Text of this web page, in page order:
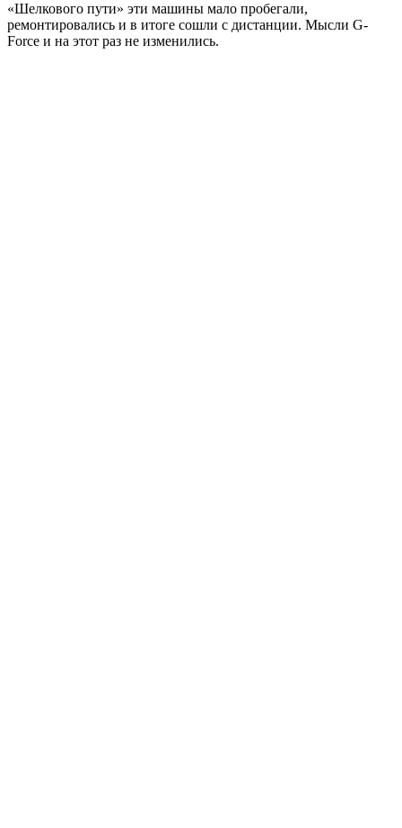
«Шелкового пути» эти машины мало пробегали,
ремонтировались и в итоге сошли с дистанции. Мысли G-
Force и на этот раз не изменились.